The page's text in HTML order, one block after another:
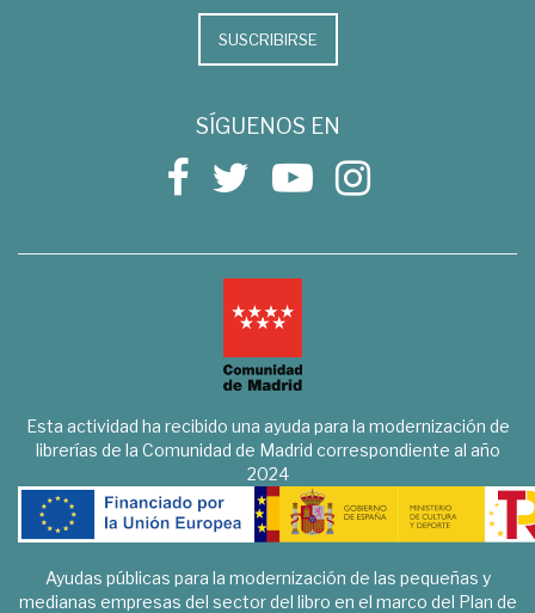
SUSCRIBIRSE
SÍGUENOS EN
Esta actividad ha recibido una ayuda para la modernización de
librerías de la Comunidad de Madrid correspondiente al año
2024
Ayudas públicas para la modernización de las pequeñas y
medianas empresas del sector del libro en el marco del Plan de